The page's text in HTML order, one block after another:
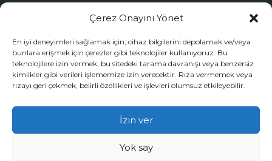
Çerez Onayını Yönet
En iyi deneyimleri sağlamak için, cihaz bilgilerini depolamak ve/veya
bunlara erişmek için çerezler gibi teknolojiler kullanıyoruz. Bu
teknolojilere izin vermek, bu sitedeki tarama davranışı veya benzersiz
kimlikler gibi verileri işlememize izin verecektir. Rıza vermemek veya
rızayı geri çekmek, belirli özellikleri ve işlevleri olumsuz etkileyebilir.
İzin ver
Yok say
BİZİ TAKİP EDİN
© 2026 Sis Dergi | Ardında Güzellik Saklar
Tüm hakları Sis Dergi’ye aittir.